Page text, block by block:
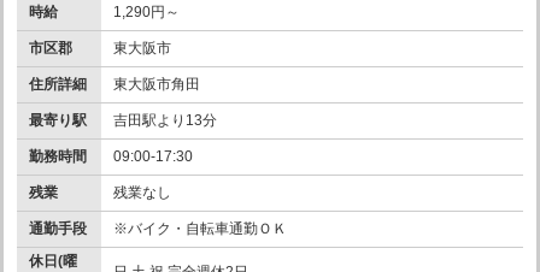
時給 1,290円～
市区郡 東大阪市
住所詳細 東大阪市角田
最寄り駅 吉田駅より13分
勤務時間 09:00-17:30
残業 残業なし
通勤手段
※バイク・自転車通勤ＯＫ
休日(曜